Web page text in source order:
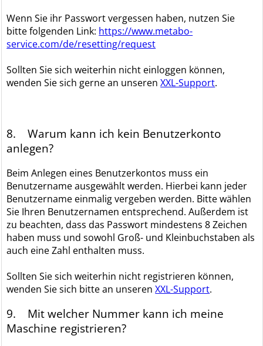
Wenn Sie ihr Passwort vergessen haben, nutzen Sie
bitte folgenden Link: https://www.metabo-
service.com/de/resetting/request
Sollten Sie sich weiterhin nicht einloggen können,
wenden Sie sich gerne an unserenXXL-Support.
8. Warum kann ich kein Benutzerkonto
anlegen?
Beim Anlegen eines Benutzerkontos muss ein
Benutzername ausgewählt werden. Hierbei kann jeder
Benutzername einmalig vergeben werden. Bitte wählen
Sie Ihren Benutzernamen entsprechend. Außerdem ist
zu beachten, dass das Passwort mindestens 8 Zeichen
haben muss und sowohl Groß- und Kleinbuchstaben als
auch eine Zahl enthalten muss.
Sollten Sie sich weiterhin nicht registrieren können,
wenden Sie sich bitte an unserenXXL-Support.
9. Mit welcher Nummer kann ich meine
Maschine registrieren?